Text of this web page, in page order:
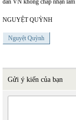
dân VN không chấp nhận
NGUYỆT QUỲNH
Nguyệt Quỳnh
Gửi ý kiến của bạn